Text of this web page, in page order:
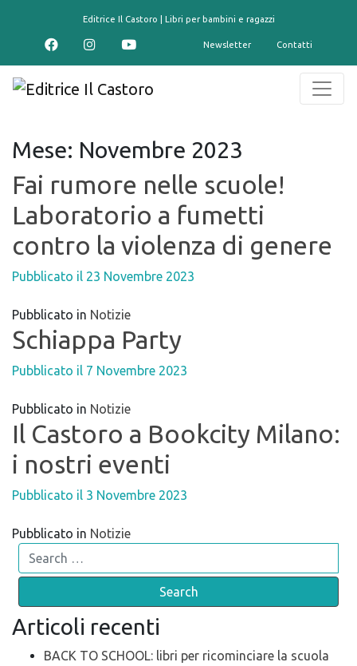
Editrice Il Castoro | Libri per bambini e ragazzi
Newsletter Contatti
Mese: Novembre 2023
Fai rumore nelle scuole!
Laboratorio a fumetti
contro la violenza di genere
Pubblicato il 23 Novembre 2023
Pubblicato in Notizie
Schiappa Party
Pubblicato il 7 Novembre 2023
Pubblicato in Notizie
Il Castoro a Bookcity Milano:
i nostri eventi
Pubblicato il 3 Novembre 2023
Pubblicato in Notizie
Search
Articoli recenti
BACK TO SCHOOL: libri per ricominciare la scuola